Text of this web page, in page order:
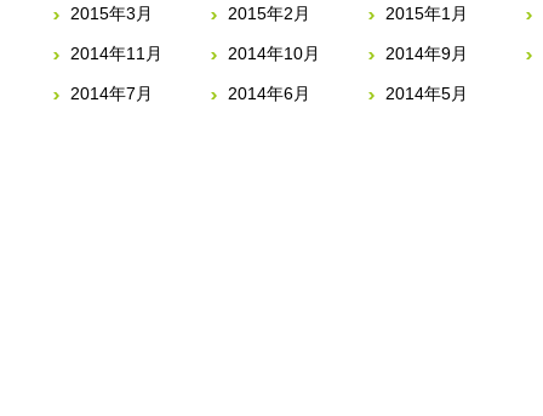
2015年3月 2015年2月 2015年1月
2014年11月 2014年10月 2014年9月
2014年7月 2014年6月 2014年5月